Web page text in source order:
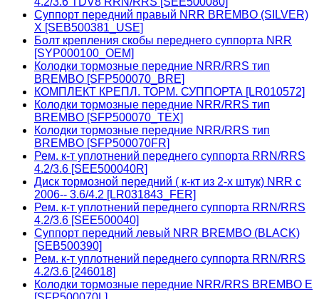
Суппорт передний правый NRR BREMBO (SILVER)
X [SEB500381_USE]
Болт крепления скобы переднего суппорта NRR
[SYP000100_OEM]
Колодки тормозные передние NRR/RRS тип
BREMBO [SFP500070_BRE]
КОМПЛЕКТ КРЕПЛ. ТОРМ. СУППОРТА [LR010572]
Колодки тормозные передние NRR/RRS тип
BREMBO [SFP500070_TEX]
Колодки тормозные передние NRR/RRS тип
BREMBO [SFP500070FR]
Рем. к-т уплотнений переднего суппорта RRN/RRS
4.2/3.6 [SEE500040R]
Диск тормозной передний ( к-кт из 2-х штук) NRR с
2006-- 3.6/4.2 [LR031843_FER]
Рем. к-т уплотнений переднего суппорта RRN/RRS
4.2/3.6 [SEE500040]
Суппорт передний левый NRR BREMBO (BLACK)
[SEB500390]
Рем. к-т уплотнений переднего суппорта RRN/RRS
4.2/3.6 [246018]
Колодки тормозные передние NRR/RRS BREMBO E